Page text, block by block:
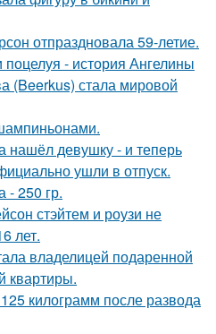
отпраздновала 59-летие.
- история Ангелины
(Beerkus) стала мировой
нашёл девушку - и теперь
ушли в отпуск.
- 250 гр.
стэйтем и роузи не
лет.
владелицей подаренной
квартиры.
килограмм после развода